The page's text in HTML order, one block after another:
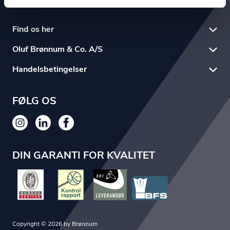
Find os her
Oluf Brønnum & Co. A/S
Handelsbetingelser
FØLG OS
DIN GARANTI FOR KVALITET
Copyright © 2026 by Brønnum